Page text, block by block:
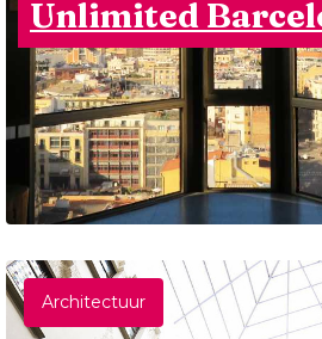
Unlimited
Architectuur